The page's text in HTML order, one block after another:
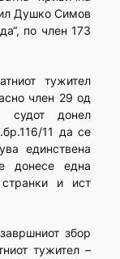
Душко Симов
по член 173
тужител
член 29 од
судот донел
11 да се
единствена
донесе една
и ист
збор
тужител –